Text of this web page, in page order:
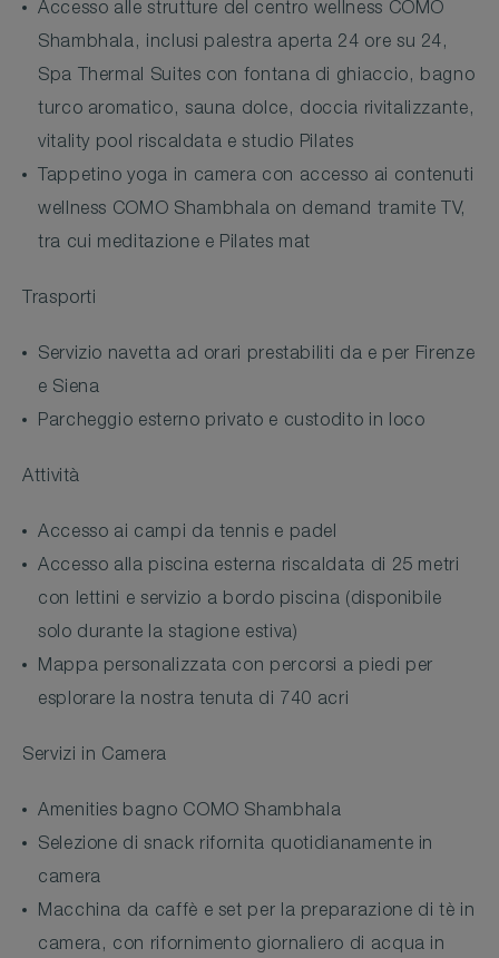
Accesso alle strutture del centro wellness COMO
Shambhala, inclusi palestra aperta 24 ore su 24,
Spa Thermal Suites con fontana di ghiaccio, bagno
turco aromatico, sauna dolce, doccia rivitalizzante,
vitality pool riscaldata e studio Pilates
Tappetino yoga in camera con accesso ai contenuti
wellness COMO Shambhala on demand tramite TV,
tra cui meditazione e Pilates mat
Trasporti
Servizio navetta ad orari prestabiliti da e per Firenze
e Siena
Parcheggio esterno privato e custodito in loco
Attività
Accesso ai campi da tennis e padel
Accesso alla piscina esterna riscaldata di 25 metri
con lettini e servizio a bordo piscina (disponibile
solo durante la stagione estiva)
Mappa personalizzata con percorsi a piedi per
esplorare la nostra tenuta di 740 acri
Servizi in Camera
Amenities bagno COMO Shambhala
Selezione di snack rifornita quotidianamente in
camera
Macchina da caffè e set per la preparazione di tè in
camera, con rifornimento giornaliero di acqua in